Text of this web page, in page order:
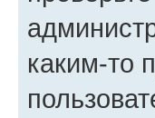
каким-то